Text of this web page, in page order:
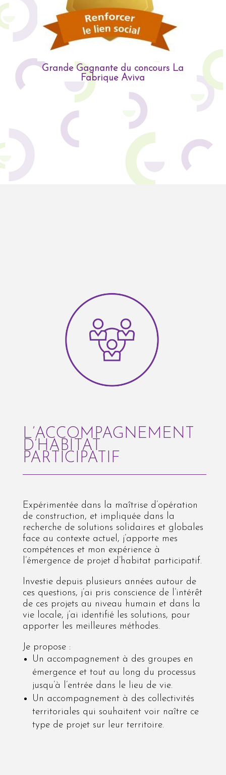
Grande Gagnante du concours La
Fabrique Aviva
L’ACCOMPAGNEMENT
D’HABITAT
PARTICIPATIF
Expérimentée dans la maîtrise d’opération
de construction, et impliquée dans la
recherche de solutions solidaires et globales
face au contexte actuel, j’apporte mes
compétences et mon expérience à
l’émergence de projet d’habitat participatif.
Investie depuis plusieurs années autour de
ces questions, j’ai pris conscience de l’intérêt
de ces projets au niveau humain et dans la
vie locale, j’ai identifié les solutions, pour
apporter les meilleures méthodes.
Je propose :
Un accompagnement à des groupes en
émergence et tout au long du processus
jusqu’à l’entrée dans le lieu de vie.
Un accompagnement à des collectivités
territoriales qui souhaitent voir naître ce
type de projet sur leur territoire.